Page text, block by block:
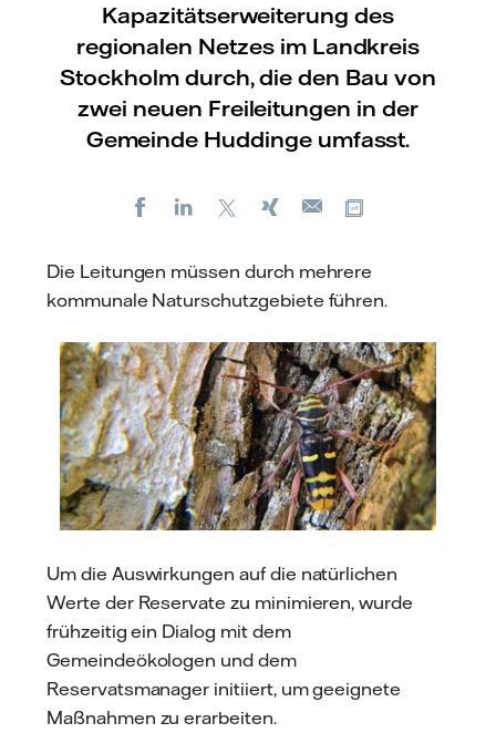
Kapazitätserweiterung des
regionalen Netzes im Landkreis
Stockholm durch, die den Bau von
zwei neuen Freileitungen in der
Gemeinde Huddinge umfasst.
FacebookLinkedIn Xing
E-
Die Leitungen müssen durch mehrere
kommunale Naturschutzgebiete führen.
Um die Auswirkungen auf die natürlichen
Werte der Reservate zu minimieren, wurde
frühzeitig ein Dialog mit dem
Gemeindeökologen und dem
Reservatsmanager initiiert, um geeignete
Maßnahmen zu erarbeiten.